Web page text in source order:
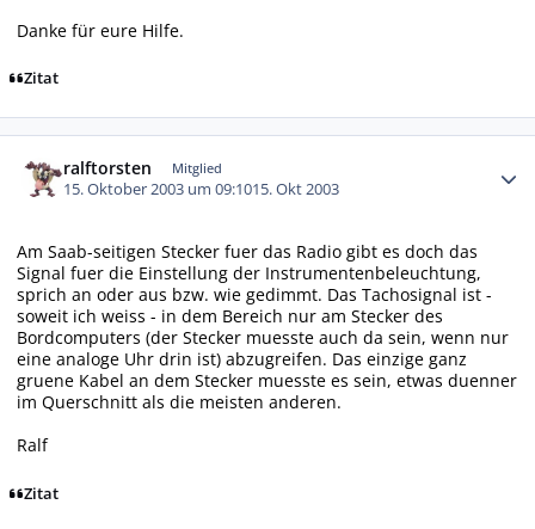
Danke für eure Hilfe.
Zitat
ralftorsten Mitglied
15. Oktober 2003 um 09:1015. Okt 2003
Am Saab-seitigen Stecker fuer das Radio gibt es doch das
Signal fuer die Einstellung der Instrumentenbeleuchtung,
sprich an oder aus bzw. wie gedimmt. Das Tachosignal ist -
soweit ich weiss - in dem Bereich nur am Stecker des
Bordcomputers (der Stecker muesste auch da sein, wenn nur
eine analoge Uhr drin ist) abzugreifen. Das einzige ganz
gruene Kabel an dem Stecker muesste es sein, etwas duenner
im Querschnitt als die meisten anderen.
Ralf
Zitat